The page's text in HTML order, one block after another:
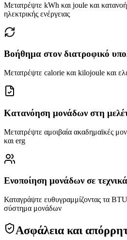
Μετατρέψτε kWh και joule και
ηλεκτρικής ενέργειας
Βοήθημα στον διατροφικό
Μετατρέψτε calorie και kilojoule και
Κατανόηση μονάδων στη
Μετατρέψτε αμοιβαία ακαδημαϊκές
και erg
Ενοποίηση μονάδων σε
Καταγράψτε ευθυγραμμίζοντας τα
σύστημα μονάδων
Ασφάλεια και